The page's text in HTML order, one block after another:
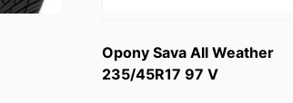
Opony Sava All Weather
235/45R17 97 V